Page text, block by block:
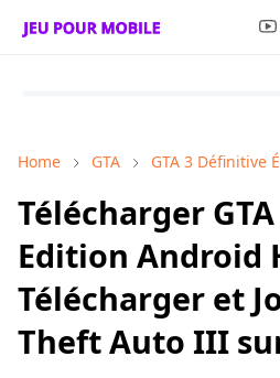
Home GTA GTA 3 Définitive
Télécharger
Edition Android
Télécharger et
Theft Auto III